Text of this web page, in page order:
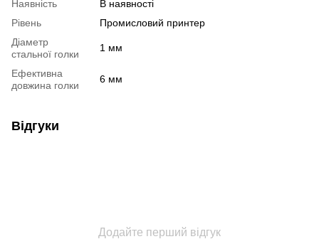
Наявність
В наявності
Рівень
Промисловий принтер
Діаметр
стальної голки
1 мм
Ефективна
довжина голки
6 мм
Відгуки
Додайте перший відгук